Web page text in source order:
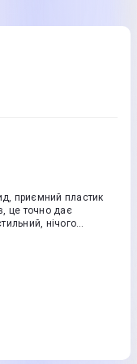
приємний пластик
це точно дає
нічого